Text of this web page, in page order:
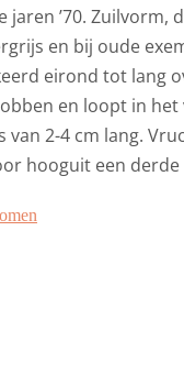
jaren ’70.
en bij oude
eirond tot lang
en loopt in
van 2-4 cm lang.
hooguit een